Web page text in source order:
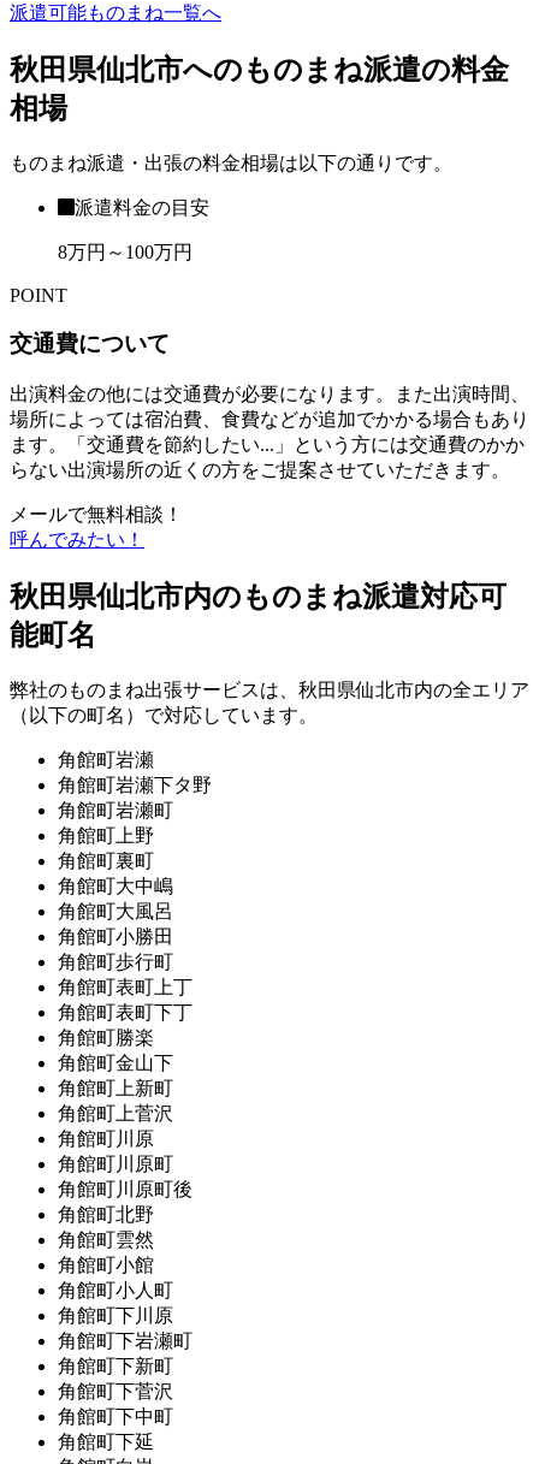
派遣可能ものまね一覧へ
秋田県仙北市へのものまね派遣の料金
相場
ものまね派遣・出張の料金相場は以下の通りです。
派遣料金の目安
8万円～100万円
POINT
交通費について
出演料金の他には交通費が必要になります。また出演時間、
場所によっては宿泊費、食費などが追加でかかる場合もあり
ます。「交通費を節約したい...」という方には交通費のかか
らない出演場所の近くの方をご提案させていただきます。
メールで無料相談！
呼んでみたい！
秋田県仙北市内のものまね派遣対応可
能町名
弊社のものまね出張サービスは、秋田県仙北市内の全エリア
（以下の町名）で対応しています。
角館町岩瀬
角館町岩瀬下タ野
角館町岩瀬町
角館町上野
角館町裏町
角館町大中嶋
角館町大風呂
角館町小勝田
角館町歩行町
角館町表町上丁
角館町表町下丁
角館町勝楽
角館町金山下
角館町上新町
角館町上菅沢
角館町川原
角館町川原町
角館町川原町後
角館町北野
角館町雲然
角館町小館
角館町小人町
角館町下川原
角館町下岩瀬町
角館町下新町
角館町下菅沢
角館町下中町
角館町下延